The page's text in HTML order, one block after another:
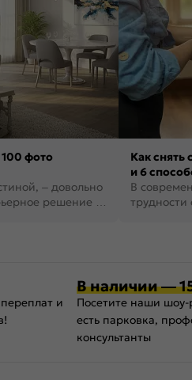
фото
– довольно
решение в
Как снять
и 6
В
трудности
и
В наличии —
Посетите наши
есть парковка,
консультанты